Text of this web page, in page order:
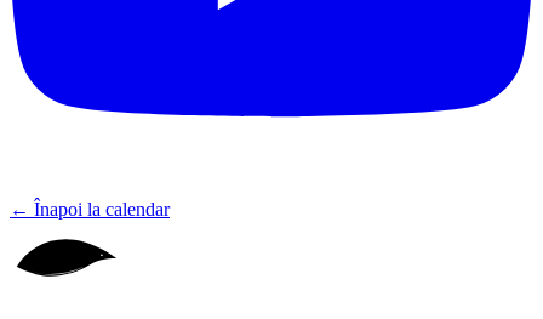
← Înapoi la calendar